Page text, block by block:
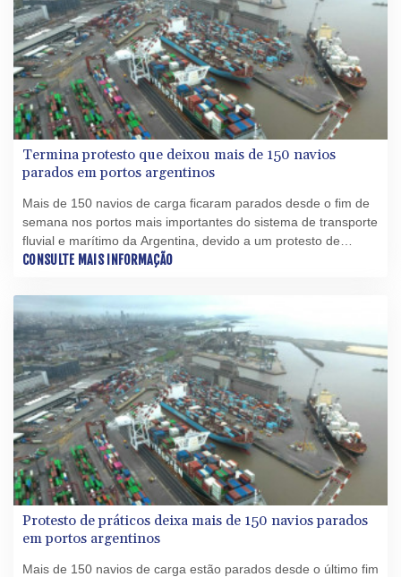
Termina protesto que deixou mais de 150 navios
parados em portos argentinos
Mais de 150 navios de carga ficaram parados desde o fim de
semana nos portos mais importantes do sistema de transporte
fluvial e marítimo da Argentina, devido a um protesto de
práticos, profissionais que manobram as embarcações, em
CONSULTE MAIS INFORMAÇÃO
Protesto de práticos deixa mais de 150 navios parados
em portos argentinos
Mais de 150 navios de carga estão parados desde o último fim